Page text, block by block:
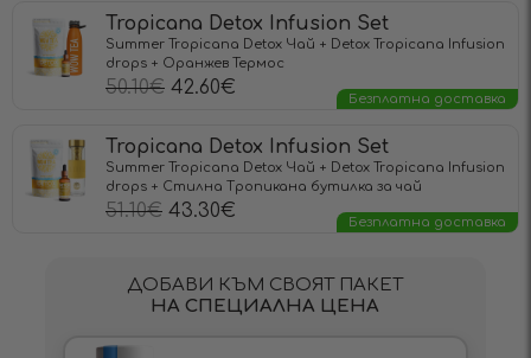
Tropicana Detox Infusion Set
Summer Tropicana Detox Чай + Detox Tropicana Infusion
drops + Оранжев Термос
50.10€ 42.60€
Безплатна доставка
Tropicana Detox Infusion Set
Summer Tropicana Detox Чай + Detox Tropicana Infusion
drops + Стилна Тропикана бутилка за чай
51.10€ 43.30€
Безплатна доставка